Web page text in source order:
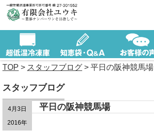
TOP > スタッフブログ > 平日の阪神競馬場
スタッフブログ
4月3日
2016年
平日の阪神競馬場